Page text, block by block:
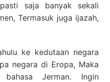
saja banyak sekali
Termasuk juga ijazah,
ke kedutaan negara
negara di Eropa, Maka
Jerman. Ingin